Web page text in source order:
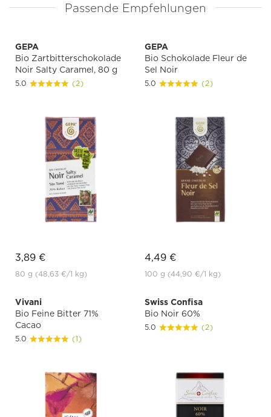
Passende Empfehlungen
GEPA
Bio Zartbitterschokolade
Noir Salty Caramel, 80 g
5.0 (2)
3,89 €
80 g (48,63 €/1 kg)
GEPA
Bio Schokolade Fleur de
Sel Noir
5.0 (2)
4,49 €
100 g (44,90 €/1 kg)
Vivani
Bio Feine Bitter 71%
Cacao
5.0 (1)
Swiss Confisa
Bio Noir 60%
5.0 (2)